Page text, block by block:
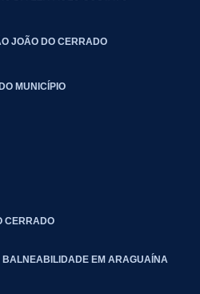
JOÃO DO CERRADO
MUNICÍPIO
CERRADO
EM ARAGUAÍNA